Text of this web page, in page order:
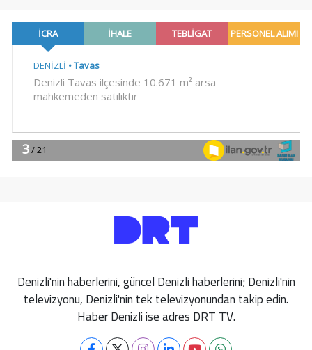
Denizli'nin haberlerini, güncel Denizli haberlerini; Denizli'nin
televizyonu, Denizli'nin tek televizyonundan takip edin.
Haber Denizli ise adres DRT TV.